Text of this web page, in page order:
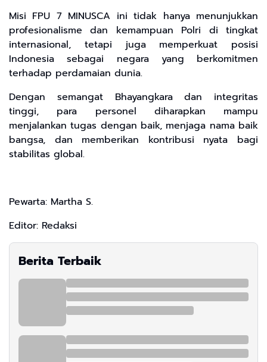
Misi FPU 7 MINUSCA ini tidak hanya menunjukkan
profesionalisme dan kemampuan Polri di tingkat
internasional, tetapi juga memperkuat posisi
Indonesia sebagai negara yang berkomitmen
terhadap perdamaian dunia.
Dengan semangat Bhayangkara dan integritas
tinggi, para personel diharapkan mampu
menjalankan tugas dengan baik, menjaga nama baik
bangsa, dan memberikan kontribusi nyata bagi
stabilitas global.
Pewarta: Martha S.
Editor: Redaksi
Berita Terbaik